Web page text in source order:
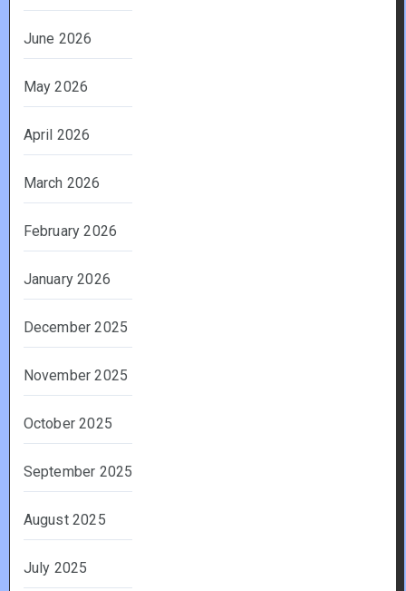
June 2026
May 2026
April 2026
March 2026
February 2026
January 2026
December 2025
November 2025
October 2025
September 2025
August 2025
July 2025